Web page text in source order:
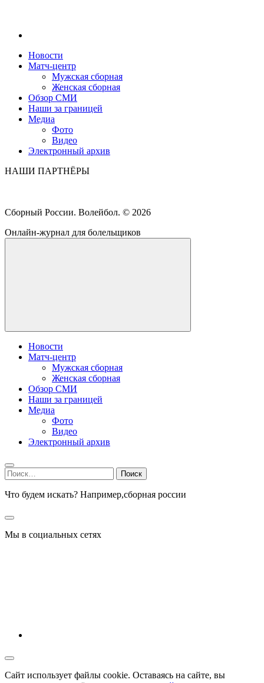
Новости
Матч-центр
Мужская сборная
Женская сборная
Обзор СМИ
Наши за границей
Медиа
Фото
Видео
Электронный архив
НАШИ ПАРТНЁРЫ
Сборный России. Волейбол. © 2026
Онлайн-журнал для болельщиков
Новости
Матч-центр
Мужская сборная
Женская сборная
Обзор СМИ
Наши за границей
Медиа
Фото
Видео
Электронный архив
Найти:
Что будем искать? Например,сборная россии
Мы в социальных сетях
Сайт использует файлы cookie. Оставаясь на сайте, вы